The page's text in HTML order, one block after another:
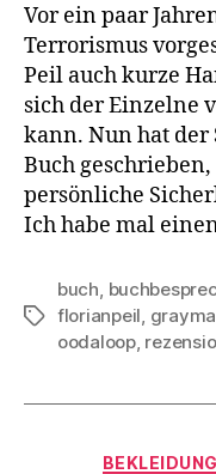
Vor ein paar
Terrorismus
Peil auch kurze
sich der Einzelne
kann. Nun hat der
Buch
persönliche
Ich habe mal
Schlagwörter
buch
florianpeil
oodaloop,
BEKLEIDUNG